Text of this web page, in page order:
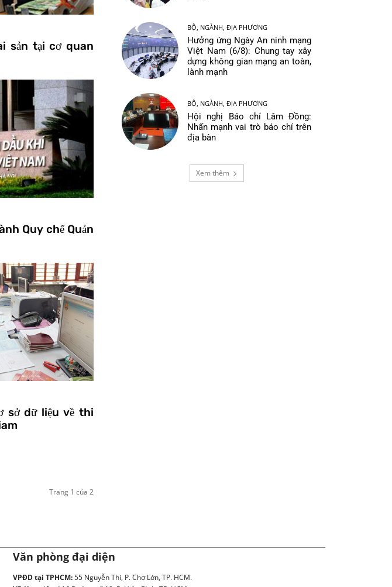
sản tại cơ quan
Quy chế Quản
sở dữ liệu về thi
Trang 1 của 2
BỘ, NGÀNH, ĐỊA PHƯƠNG
Hưởng ứng Ngày An ninh mạng
Việt Nam (6/8): Chung tay xây
dựng không gian mạng an toàn,
lành mạnh
BỘ, NGÀNH, ĐỊA PHƯƠNG
Hội nghị Báo chí Lâm Đồng:
Nhấn mạnh vai trò báo chí trên
địa bàn
Xem thêm
Văn phòng đại diện
VPĐD tại TPHCM:55 Nguyễn Thi, P. Chợ Lớn, TP. HCM.